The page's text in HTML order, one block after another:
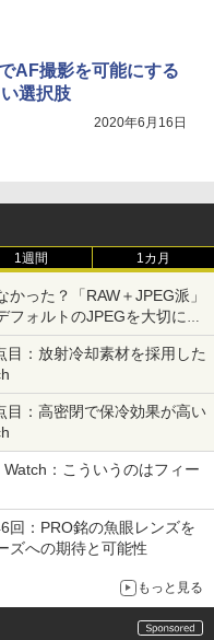
AF撮影を可能にする
選択肢
2020年6月16日
1週間 1カ月
った？「RAW＋JPEG派」
ォルトのJPEGを大切にす
：放射冷却素材を採用した
目：高密閉で保冷効果が高い
：こういうのはフィー
回：PRO銘の魚眼レンズを
ズへの期待と可能性
もっと見る